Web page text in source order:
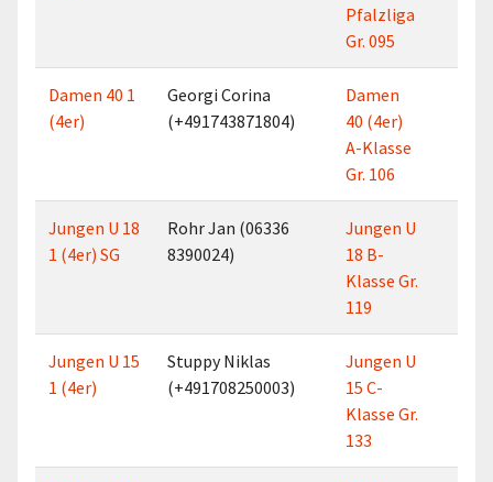
Pfalzliga
Gr. 095
Damen 40 1
(4er)
Georgi Corina
(+491743871804)
Damen
40 (4er)
A-Klasse
Gr. 106
Jungen U 18
1 (4er) SG
Rohr Jan (06336
8390024)
Jungen U
18 B-
Klasse Gr.
119
Jungen U 15
1 (4er)
Stuppy Niklas
(+491708250003)
Jungen U
15 C-
Klasse Gr.
133